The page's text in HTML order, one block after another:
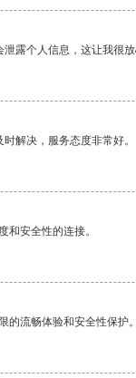
露个人信息，这让我很
解决，服务态度非常好。
和安全性的连接。
的流畅体验和安全性保护